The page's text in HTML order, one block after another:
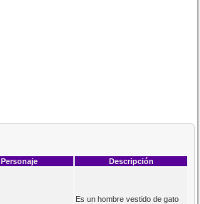
Personaje Descripción
Es un hombre vestido de gato